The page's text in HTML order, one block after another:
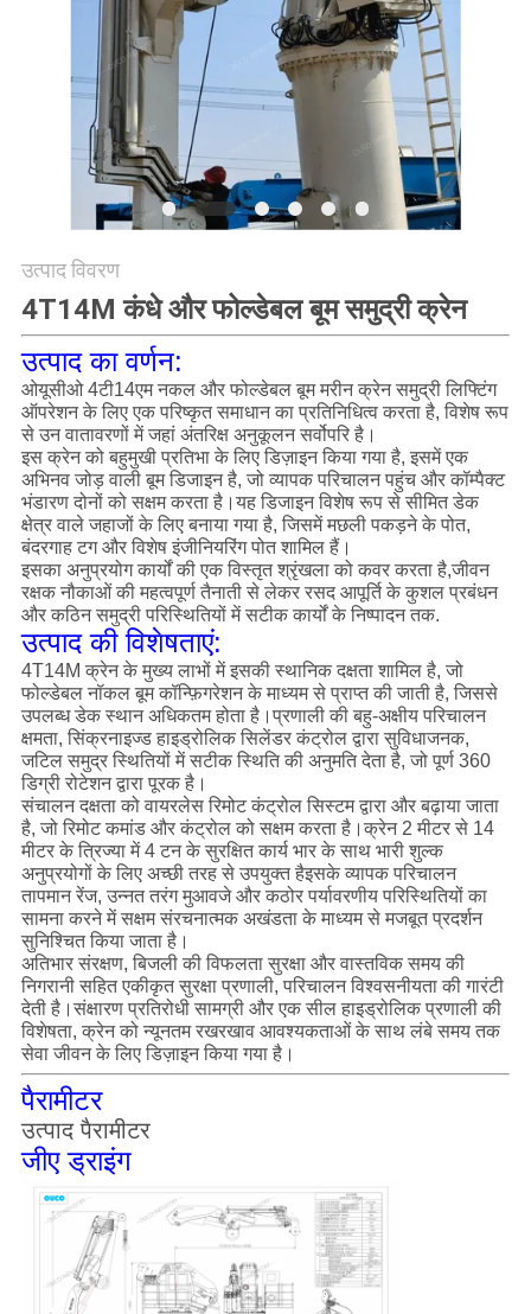
CONTACT
साइटमैप
गोपनीयता
नीति
उत्पाद विवरण
4T14M कंधे और फोल्डेबल बूम समुद्री क्रेन
उत्पाद का वर्णन:
ओयूसीओ 4टी14एम नकल और फोल्डेबल बूम मरीन क्रेन समुद्री लिफ्टिंग
ऑपरेशन के लिए एक परिष्कृत समाधान का प्रतिनिधित्व करता है, विशेष रूप
से उन वातावरणों में जहां अंतरिक्ष अनुकूलन सर्वोपरि है।
इस क्रेन को बहुमुखी प्रतिभा के लिए डिज़ाइन किया गया है, इसमें एक
अभिनव जोड़ वाली बूम डिजाइन है, जो व्यापक परिचालन पहुंच और कॉम्पैक्ट
भंडारण दोनों को सक्षम करता है।यह डिजाइन विशेष रूप से सीमित डेक
क्षेत्र वाले जहाजों के लिए बनाया गया है, जिसमें मछली पकड़ने के पोत,
बंदरगाह टग और विशेष इंजीनियरिंग पोत शामिल हैं।
इसका अनुप्रयोग कार्यों की एक विस्तृत श्रृंखला को कवर करता है,जीवन
रक्षक नौकाओं की महत्वपूर्ण तैनाती से लेकर रसद आपूर्ति के कुशल प्रबंधन
और कठिन समुद्री परिस्थितियों में सटीक कार्यों के निष्पादन तक.
उत्पाद की विशेषताएं:
4T14M क्रेन के मुख्य लाभों में इसकी स्थानिक दक्षता शामिल है, जो
फोल्डेबल नॉकल बूम कॉन्फ़िगरेशन के माध्यम से प्राप्त की जाती है, जिससे
उपलब्ध डेक स्थान अधिकतम होता है।प्रणाली की बहु-अक्षीय परिचालन
क्षमता, सिंक्रनाइज्ड हाइड्रोलिक सिलेंडर कंट्रोल द्वारा सुविधाजनक,
जटिल समुद्र स्थितियों में सटीक स्थिति की अनुमति देता है, जो पूर्ण 360
डिग्री रोटेशन द्वारा पूरक है।
संचालन दक्षता को वायरलेस रिमोट कंट्रोल सिस्टम द्वारा और बढ़ाया जाता
है, जो रिमोट कमांड और कंट्रोल को सक्षम करता है।क्रेन 2 मीटर से 14
मीटर के त्रिज्या में 4 टन के सुरक्षित कार्य भार के साथ भारी शुल्क
अनुप्रयोगों के लिए अच्छी तरह से उपयुक्त हैइसके व्यापक परिचालन
तापमान रेंज, उन्नत तरंग मुआवजे और कठोर पर्यावरणीय परिस्थितियों का
सामना करने में सक्षम संरचनात्मक अखंडता के माध्यम से मजबूत प्रदर्शन
सुनिश्चित किया जाता है।
अतिभार संरक्षण, बिजली की विफलता सुरक्षा और वास्तविक समय की
निगरानी सहित एकीकृत सुरक्षा प्रणाली, परिचालन विश्वसनीयता की गारंटी
देती है।संक्षारण प्रतिरोधी सामग्री और एक सील हाइड्रोलिक प्रणाली की
विशेषता, क्रेन को न्यूनतम रखरखाव आवश्यकताओं के साथ लंबे समय तक
सेवा जीवन के लिए डिज़ाइन किया गया है।
पैरामीटर
उत्पाद पैरामीटर
जीए ड्राइंग